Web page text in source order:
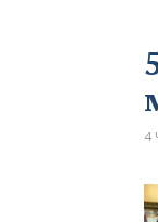
4